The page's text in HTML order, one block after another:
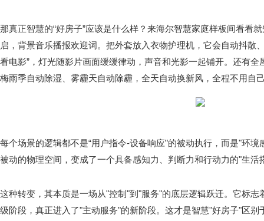
那真正智慧的“好房子”应该是什么样？来海尔智慧家庭样板间看看
启，背景音乐播报欢迎词。把外套放入衣物护理机，它会自动抖散
看电影”，灯光随影片画面缓缓律动，声音和光影一起铺开。还有
梅雨季自动除湿、雾霾天自动除霾，全天自动换新风，全程不用自
每个场景的逻辑都不是“用户指令-设备响应”的被动执行，而是"环
被动的物理空间，变成了一个具备感知力、判断力和行动力的"生活
这种转变，其本质是一场从"控制"到"服务"的底层逻辑跃迁。它标
级阶段，真正进入了"主动服务"的新阶段。这才是智慧"好房子"区